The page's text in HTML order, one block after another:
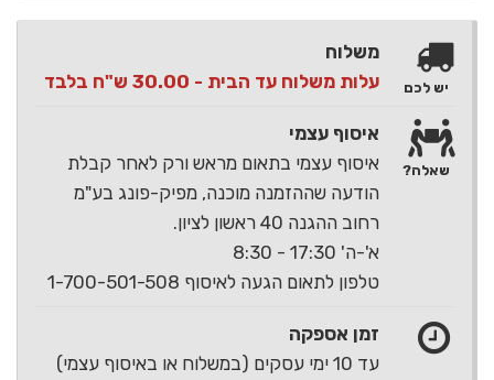
משלוח
עלות משלוח עד הבית - 30.00 ש"ח בלבד
איסוף עצמי
איסוף עצמי בתאום מראש ורק לאחר קבלת
הודעה שההזמנה מוכנה, מפיק-פונג בע"מ
רחוב ההגנה 40 ראשון לציון.
א'-ה' 17:30 - 8:30
טלפון לתאום הגעה לאיסוף 1-700-501-508
זמן אספקה
עד 10 ימי עסקים (במשלוח או באיסוף עצמי)
יש לכם
שאלה?